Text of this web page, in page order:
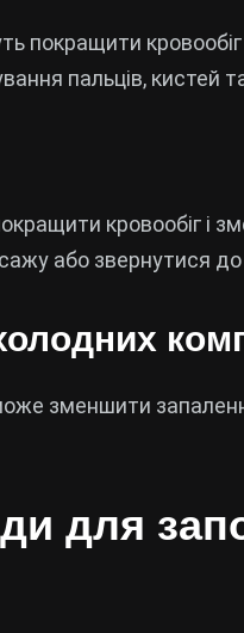
покращити
пальців, кистей
кровообіг і
або звернутися
зменшити
для